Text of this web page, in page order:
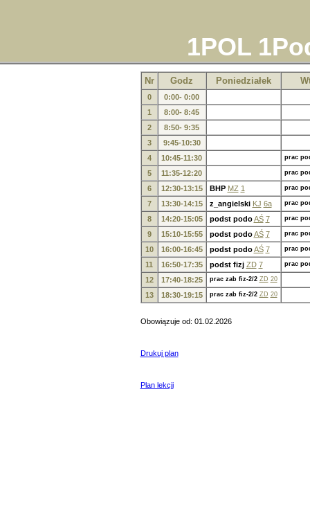
1POL
Nr Godz Poniedziałek
0
0:00- 0:00
1
8:00- 8:45
2
8:50- 9:35
3
9:45-10:30
4
10:45-11:30 prac
5 11:35-12:20 prac
6 12:30-13:15 BHP MZ 1 prac
7 13:30-14:15 z_angielski KJ 6a prac
8 14:20-15:05 podst podo AŚ 7 prac
9 15:10-15:55 podst podo AŚ 7 prac
10 16:00-16:45 podst podo AŚ 7 prac
11 16:50-17:35 podst fizj ZD 7 prac
12 17:40-18:25 prac zab fiz-2/2 ZD 20
13 18:30-19:15 prac zab fiz-2/2 ZD 20
Obowiązuje od: 01.02.2026
Drukuj plan
Plan lekcji